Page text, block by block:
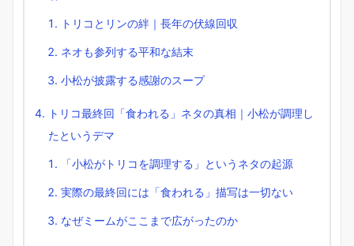
トリコとリンの絆｜長年の伏線回収
ネオも参列する平和な結末
小松が披露する感謝のスープ
トリコ最終回「食われる」ネタの真相｜小松が調理し
たというデマ
「小松がトリコを調理する」というネタの起源
実際の最終回には「食われる」描写は一切ない
なぜミームがここまで広がったのか